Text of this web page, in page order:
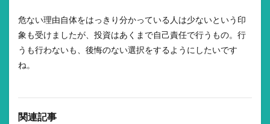
危ない理由自体をはっきり分かっている人は少ないという印
象も受けましたが、投資はあくまで自己責任で行うもの。行
うも行わないも、後悔のない選択をするようにしたいです
ね。
関連記事